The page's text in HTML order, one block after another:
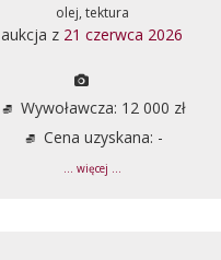
olej, tektura
aukcja z 21 czerwca 2026
Wywoławcza: 12 000 zł
Cena uzyskana: -
... więcej ...